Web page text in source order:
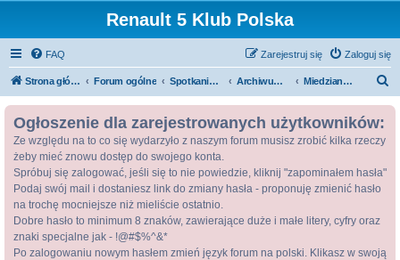
Renault 5 Klub Polska
FAQ Zaloguj się
Zarejestruj się
Strona główna Forum ogólne Spotkania / Zloty Archiwum zlotów Miedziana Góra 2016 - Archiwum
Ogłoszenie dla zarejestrowanych użytkowników:
Ze względu na to co się wydarzyło z naszym forum musisz zrobić kilka rzeczy
żeby mieć znowu dostęp do swojego konta.
Spróbuj się zalogować, jeśli się to nie powiedzie, kliknij "zapominałem hasła"
Podaj swój mail i dostaniesz link do zmiany hasła - proponuję zmienić hasło
na trochę mocniejsze niż mieliście ostatnio.
Dobre hasło to minimum 8 znaków, zawierające duże i małe litery, cyfry oraz
znaki specjalne jak - !@#$%^&*
Po zalogowaniu nowym hasłem zmień język forum na polski. Klikasz w swoją